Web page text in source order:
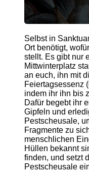
Selbst in
Ort benötigt,
stellt. Es gibt nur
Mittwinterplatz
an euch, ihn mit
Feiertagsessenz
indem ihr ihn bis
Dafür begebt ihr
Gipfeln und
Pestscheusale,
Fragmente zu
menschlichen
Hüllen bekannt
finden, und setzt
Pestscheusale